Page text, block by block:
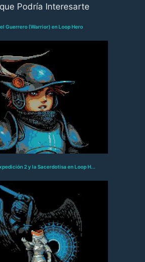
Podría Interesarte
Guerrero (Warrior) en Loop Hero
2 y la Sacerdotisa en Loop H...